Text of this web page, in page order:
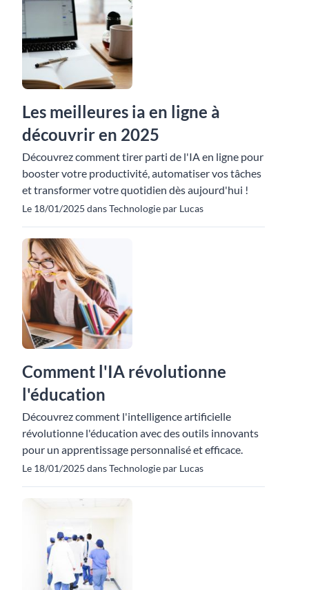
Les meilleures ia en ligne à
découvrir en 2025
Découvrez comment tirer parti de l'IA en ligne pour
booster votre productivité, automatiser vos tâches
et transformer votre quotidien dès aujourd'hui !
Le 18/01/2025 dans Technologie par Lucas
Comment l'IA révolutionne
l'éducation
Découvrez comment l'intelligence artificielle
révolutionne l'éducation avec des outils innovants
pour un apprentissage personnalisé et efficace.
Le 18/01/2025 dans Technologie par Lucas